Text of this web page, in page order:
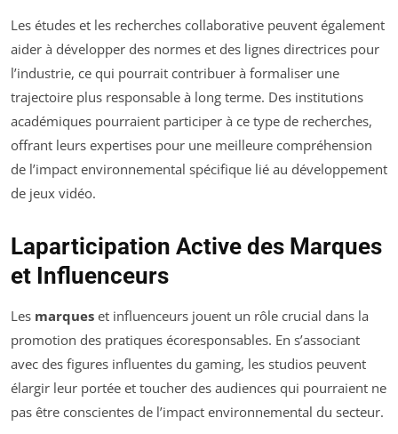
Les études et les recherches collaborative peuvent également
aider à développer des normes et des lignes directrices pour
l’industrie, ce qui pourrait contribuer à formaliser une
trajectoire plus responsable à long terme. Des institutions
académiques pourraient participer à ce type de recherches,
offrant leurs expertises pour une meilleure compréhension
de l’impact environnemental spécifique lié au développement
de jeux vidéo.
Laparticipation Active des Marques
et Influenceurs
Les marques et influenceurs jouent un rôle crucial dans la
promotion des pratiques écoresponsables. En s’associant
avec des figures influentes du gaming, les studios peuvent
élargir leur portée et toucher des audiences qui pourraient ne
pas être conscientes de l’impact environnemental du secteur.